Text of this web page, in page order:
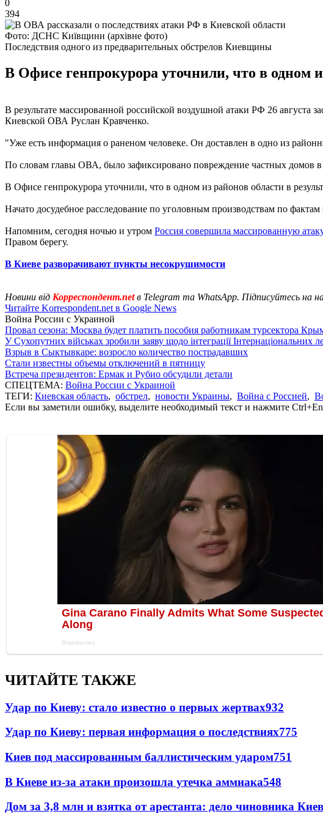
0
394
Фото: ДСНС Київщини (архівне фото)
Последствия одного из предварительных обстрелов Киевщины
В Офисе генпрокурора уточнили, что в одном
В результате массированной российской воздушной атаки РФ 26
Киевской ОВА Руслан Кравченко.
"Уже есть информация о раненом человеке. Он доставлен в одно из
По словам главы ОВА, было зафиксировано повреждение частных домов в
В Офисе генпрокурора уточнили, что в одном из районов области в
Начато досудебное расследование по уголовным производствам по
Напомним, сегодня ночью и утром Россия совершила массированную
Правом берегу.
В Киеве разворачивают пункты несокрушимости
Новини від Корреспондент.netв Telegram та WhatsApp. Підписуйтесь на
Читайте Korrespondent.net в Google News
Война России с Украиной
Провал сезона: Москва будет платить пособия работникам турсектора
У Сухопутних військах зробили заяву щодо інтеграції Інтернаціональних
Взрыв в Сыктывкаре: возросло количество пострадавших
Стали известны объемы отключений в пятницу
Встреча президентов: Ермак и Рубио обсудили детали
СПЕЦТЕМА: Война России с Украиной
ТЕГИ: Киевская область, обстрел, новости Украины, Война с Россией,
Если вы заметили ошибку, выделите необходимый текст и нажмите
ЧИТАЙТЕ ТАКЖЕ
Удар по Киеву: стало известно о первых жертвах932
Удар по Киеву: первая информация о последствиях775
Киев под массированным баллистическим ударом751
В Киеве из-за атаки произошла утечка аммиака548
Дом за 3,8 млн и взятка от арестанта: дело чиновника